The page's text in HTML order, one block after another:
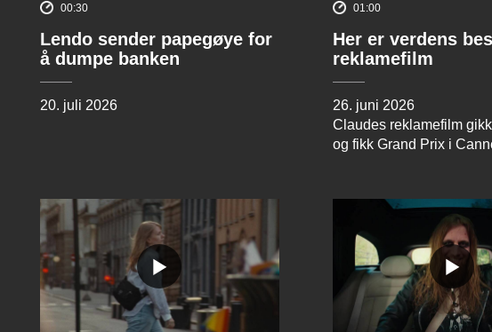
00:30
Lendo sender papegøye for
å dumpe banken
20. juli 2026
01:00
Her er verdens
reklamefilm
26. juni 2026
Claudes reklamefilm
og fikk Grand Prix i